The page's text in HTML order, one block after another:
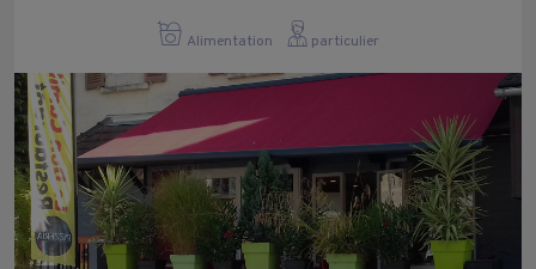
Alimentation particulier